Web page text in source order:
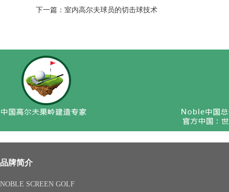
下一篇： 室内高尔夫球员的切击球技术
品牌简介
NOBLE SCREEN GOLF